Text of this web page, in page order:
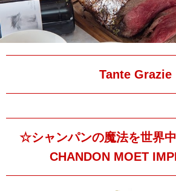
Tante Grazie
☆シャンパンの魔法を世界
CHANDON MOET